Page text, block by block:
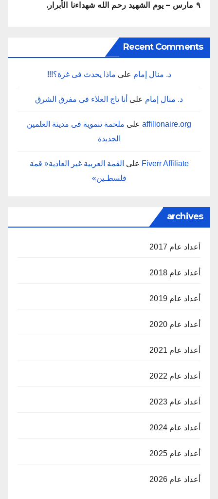
٩ مارس – يوم الشهيد رحم الله شهداءنا الأبرار.
Recent Comments
د. منال إمام على ماذا‭ ‬يحدث‭ ‬فى‭ ‬غزة؟‭!!!‬
د. منال إمام على أنا‭ ‬تاج‭ ‬العلاء‭ ‬فى‭ ‬مفرق‭ ‬الشرق
affilionaire.org على
‬الجديدة
Fiverr Affiliate على
‬فلسطـين‮»‬
archives
أعداد عام 2017
أعداد عام 2018
أعداد عام 2019
أعداد عام 2020
أعداد عام 2021
أعداد عام 2022
أعداد عام 2023
أعداد عام 2024
أعداد عام 2025
أعداد عام 2026